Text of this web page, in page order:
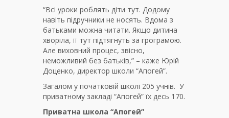
“Всі уроки роблять діти тут. Додому
навіть підручники не носять. Вдома з
батьками можна читати. Якщо дитина
хворіла, її тут підтягнуть за грограмою.
Але виховний процес, звісно,
неможливий без батьків,” – каже Юрій
Доценко, директор школи “Апогей”.
Загалом у початковій школі 205 учнів. У
приватному закладі “Апогей” їх десь 170.
Приватна школа “Апогей”